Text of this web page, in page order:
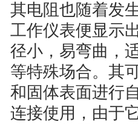
其电阻也随着发
工作仪表便显示
径小，易弯曲，
等特殊场合。其
和固体表面进行
连接使用，由于